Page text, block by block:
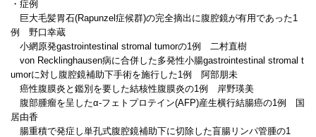
・症例
巨大毛髪胃石(Rapunzel症候群)の完全摘出に腹腔鏡が有用であった1
例 野口幸蔵
小網原発gastrointestinal stromal tumorの1例 二村直樹
von Recklinghausen病に合併した多発性小腸gastrointestinal stromal t
umorに対し腹腔鏡補助下手術を施行した1例 阿部朋未
癌性腹膜炎と鑑別を要した結核性腹膜炎の1例 岸野瑛美
腹部腫瘤を呈したα-フェトプロテイン(AFP)産生横行結腸癌の1例 国
居由香
腸重積で発症し単孔式腹腔鏡補助下に切除した盲腸リンパ管腫の1